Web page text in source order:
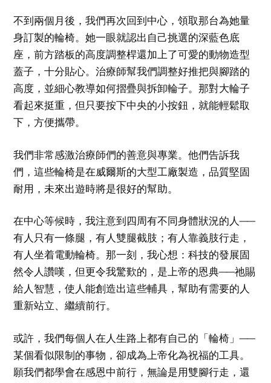
不到兩個月後，我們再次回到中心，領取那台為她量
身訂製的輪椅。她一眼就認出自己挑選的深藍色底
座，前方踏板的高度調整桿還加上了可愛的動物造型
蓋子，十分貼心。治療師幫我們調整好推把與腳踏的
高度，並細心教導如何摺疊與拆卸輪子。那對大輪子
看起來挺重，但只要按下中央的小按鈕，就能輕鬆取
下，方便攜帶。
我們非常感激治療師們的善意與專業。他們告訴我
們，這些輪椅是在威爾斯的大型工廠製造，品質堅固
耐用，未來出遊時將是很好的幫助。
在中心等候時，我注意到四周有不同身體狀況的人──
有人只有一條腿，有人雙腿截肢；有人靠義肢行走，
有人坐着電動輪椅。那一刻，我心想：科技的發展固
然令人讚嘆，但更令我驚歎的，是上帝的恩典──祂賜
給人智慧，使人能創造出這些輔具，幫助有需要的人
重新站立、繼續前行。
或許，我們每個人在人生路上都有自己的「輪椅」──
某個看似限制的事物，卻成為上帝化為祝福的工具。
願我們都學會在感恩中前行，無論是用雙腳行走，還